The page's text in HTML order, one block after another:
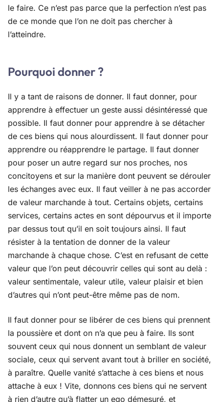
le faire. Ce n’est pas parce que la perfection n’est pas
de ce monde que l’on ne doit pas chercher à
l’atteindre.
Pourquoi donner ?
Il y a tant de raisons de donner. Il faut donner, pour
apprendre à effectuer un geste aussi désintéressé que
possible. Il faut donner pour apprendre à se détacher
de ces biens qui nous alourdissent. Il faut donner pour
apprendre ou réapprendre le partage. Il faut donner
pour poser un autre regard sur nos proches, nos
concitoyens et sur la manière dont peuvent se dérouler
les échanges avec eux. Il faut veiller à ne pas accorder
de valeur marchande à tout. Certains objets, certains
services, certains actes en sont dépourvus et il importe
par dessus tout qu’il en soit toujours ainsi. Il faut
résister à la tentation de donner de la valeur
marchande à chaque chose. C’est en refusant de cette
valeur que l’on peut découvrir celles qui sont au delà :
valeur sentimentale, valeur utile, valeur plaisir et bien
d’autres qui n’ont peut-être même pas de nom.
Il faut donner pour se libérer de ces biens qui prennent
la poussière et dont on n’a que peu à faire. Ils sont
souvent ceux qui nous donnent un semblant de valeur
sociale, ceux qui servent avant tout à briller en société,
à paraître. Quelle vanité s’attache à ces biens et nous
attache à eux ! Vite, donnons ces biens qui ne servent
à rien d’autre qu’à flatter un ego démesuré, et